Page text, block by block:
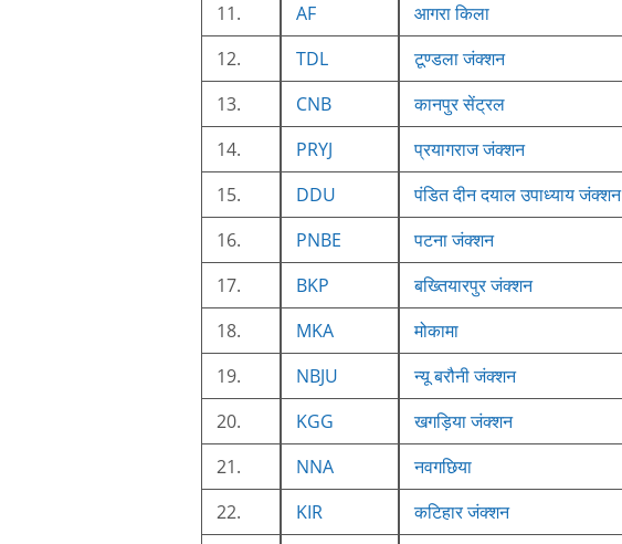
11.
AF आगरा किला
12.
TDL टूण्डला जंक्शन
13.
CNB कानपुर सेंट्रल
14.
PRYJ प्रयागराज जंक्शन
15.
DDU पंडित दीन दयाल उपाध्याय जंक्शन
16.
PNBE पटना जंक्शन
17.
BKP बख्तियारपुर जंक्शन
18.
MKA मोकामा
19.
NBJU न्यू बरौनी जंक्शन
20.
KGG खगड़िया जंक्शन
21.
NNA नवगछिया
22.
KIR कटिहार जंक्शन